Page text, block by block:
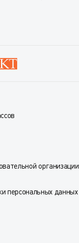
организации
персональных данных